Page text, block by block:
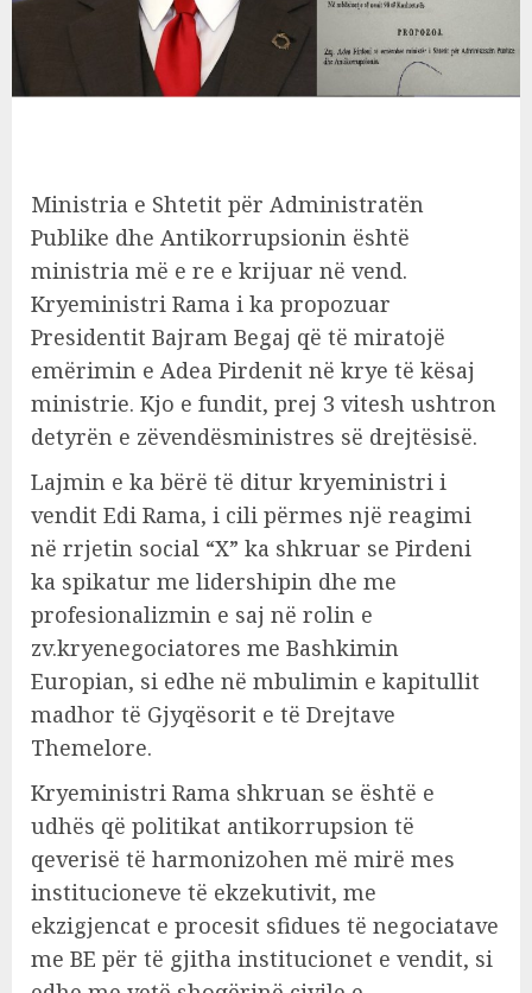
Ministria e Shtetit për Administratën
Publike dhe Antikorrupsionin është
ministria më e re e krijuar në vend.
Kryeministri Rama i ka propozuar
Presidentit Bajram Begaj që të miratojë
emërimin e Adea Pirdenit në krye të kësaj
ministrie. Kjo e fundit, prej 3 vitesh ushtron
detyrën e zëvendësministres së drejtësisë.
Lajmin e ka bërë të ditur kryeministri i
vendit Edi Rama, i cili përmes një reagimi
në rrjetin social “X” ka shkruar se Pirdeni
ka spikatur me lidershipin dhe me
profesionalizmin e saj në rolin e
zv.kryenegociatores me Bashkimin
Europian, si edhe në mbulimin e kapitullit
madhor të Gjyqësorit e të Drejtave
Themelore.
Kryeministri Rama shkruan se është e
udhës që politikat antikorrupsion të
qeverisë të harmonizohen më mirë mes
institucioneve të ekzekutivit, me
ekzigjencat e procesit sfidues të negociatave
me BE për të gjitha institucionet e vendit, si